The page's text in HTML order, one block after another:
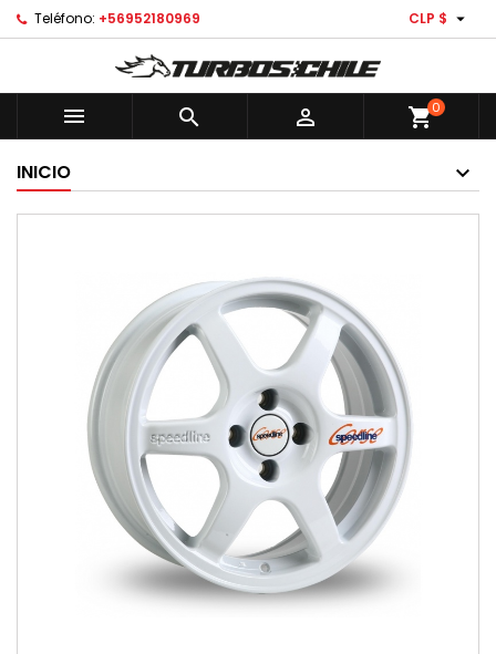
Teléfono: +56952180969 CLP $ 
   shopping_cart0
INICIO